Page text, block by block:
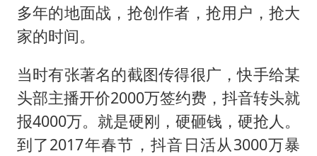
多年的地面战，抢创作者，抢用户，抢大
家的时间。
当时有张著名的截图传得很广，快手给某
头部主播开价2000万签约费，抖音转头就
报4000万。就是硬刚，硬砸钱，硬抢人。
到了2017年春节，抖音日活从3000万暴